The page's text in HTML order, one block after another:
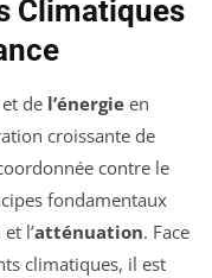
Climatiques
et de l’énergie en
croissante de
contre le
fondamentaux
et l’atténuation. Face
climatiques, il est